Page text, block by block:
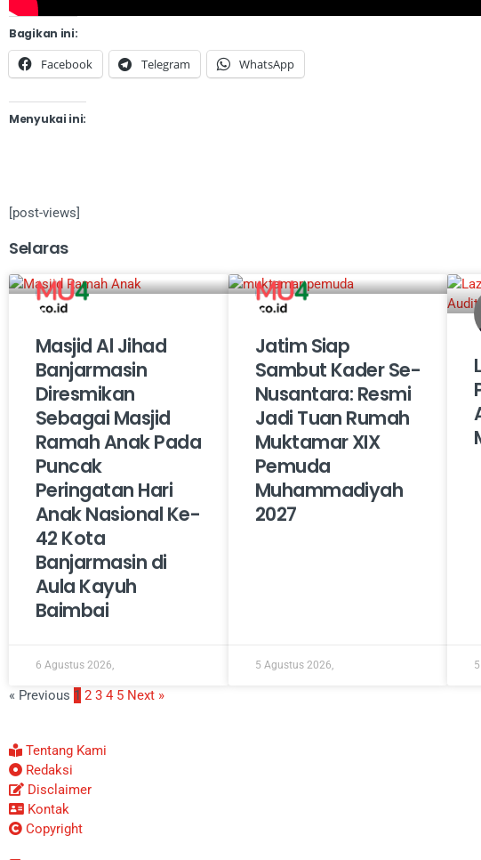
Bagikan ini:
Facebook Telegram WhatsApp
Menyukai ini:
[post-views]
Selaras
Masjid Al Jihad
Banjarmasin
Diresmikan
Sebagai Masjid
Ramah Anak Pada
Puncak
Peringatan Hari
Anak Nasional Ke-
42 Kota
Banjarmasin di
Aula Kayuh
Baimbai
6 Agustus 2026,
Jatim Siap
Sambut Kader Se-
Nusantara: Resmi
Jadi Tuan Rumah
Muktamar XIX
Pemuda
Muhammadiyah
2027
5 Agustus 2026,
« Previous 1 2 3 4 5 Next »
Tentang Kami
Redaksi
Disclaimer
Kontak
Copyright